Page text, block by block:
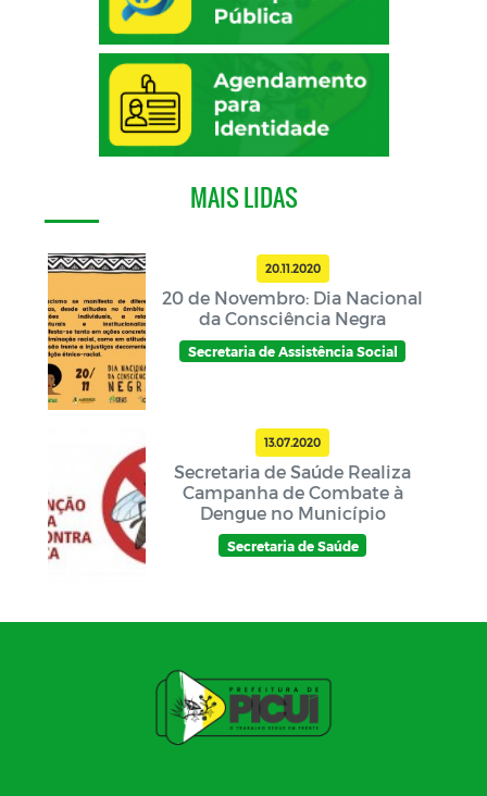
MAIS LIDAS
20.11.2020
20 de Novembro: Dia Nacional
da Consciência Negra
Secretaria de Assistência Social
13.07.2020
Secretaria de Saúde Realiza
Campanha de Combate à
Dengue no Município
Secretaria de Saúde